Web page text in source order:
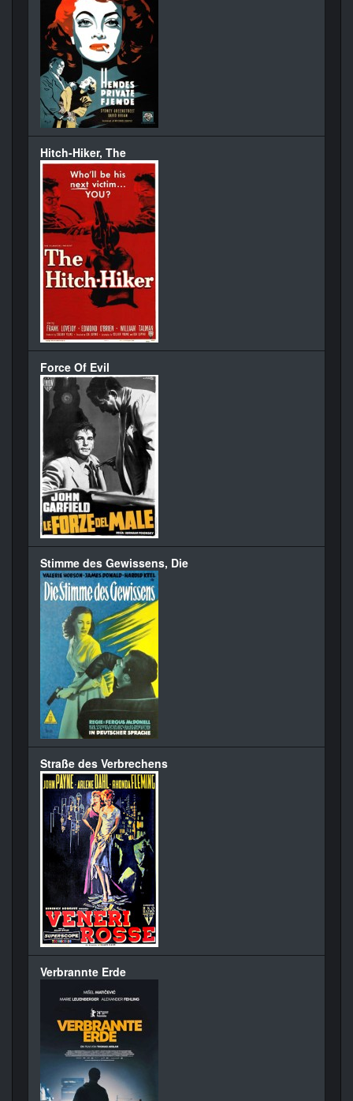
Hitch-Hiker, The
Force Of Evil
Stimme des Gewissens, Die
Straße des Verbrechens
Verbrannte Erde